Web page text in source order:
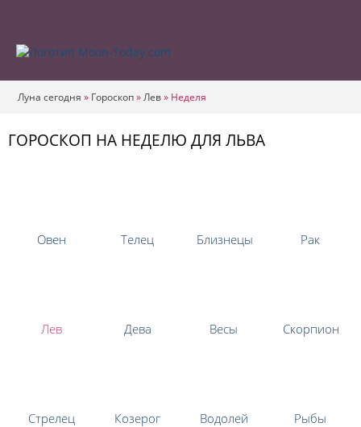
Луна сегодня » Гороскоп»Лев» Неделя
ГОРОСКОП НА НЕДЕЛЮ ДЛЯ ЛЬВА
Овен Телец Близнецы Рак
Лев Дева Весы Скорпион
Стрелец Козерог Водолей Рыбы